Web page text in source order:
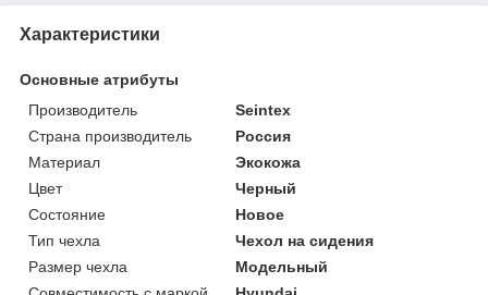
Характеристики
Основные атрибуты
Производитель
Seintex
Страна производитель
Россия
Материал
Экокожа
Цвет
Черный
Состояние
Новое
Тип чехла
Чехол на сидения
Размер чехла
Модельный